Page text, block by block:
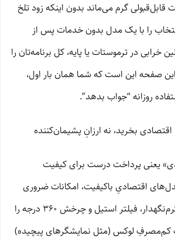
گرم می‌ماند بدون اینکه زود تلخ
را با یک مدل بدون خدمات پس از
خرابی در ترموستات یا پایه، کل برنامه‌تان را
صفحه این است که شما همان بار اول،
روزانه “جواب بدهد”.
یعنی پرداخت درست برای کیفیت
اقتصادیِ باکیفیت، امکانات ضروری
مثل قطع‌کن خودکار، گرم‌نگهدار، فیلتر استیل و چرخش 360 درجه را
کم‌مصرفِ لوکس (مثل نمایشگرهای پیچیده)